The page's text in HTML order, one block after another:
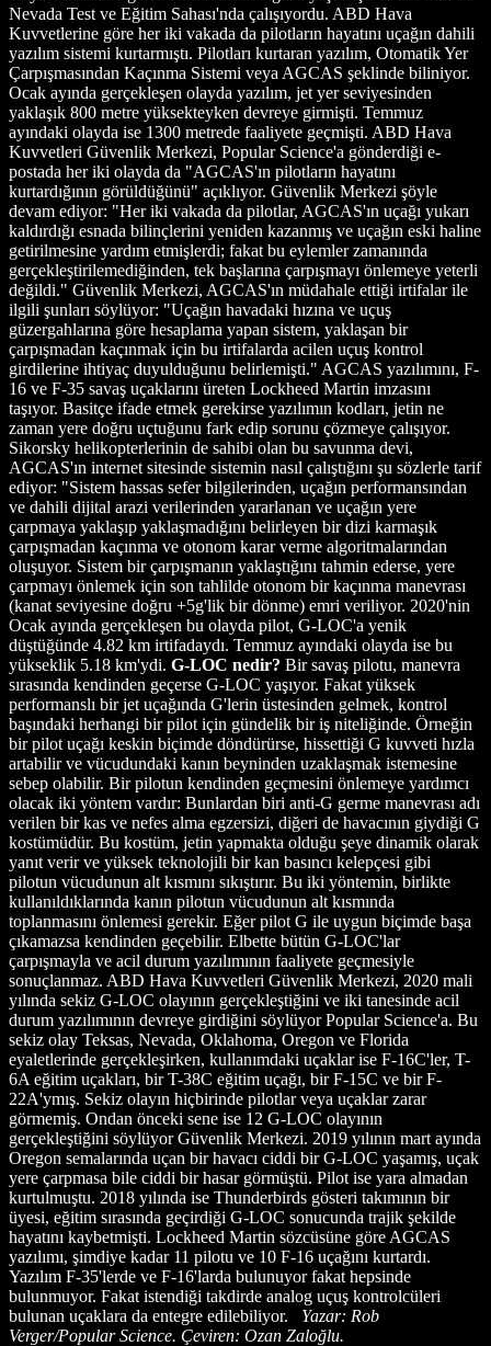
Nevada Test ve Eğitim Sahası'nda çalışıyordu. ABD Hava
Kuvvetlerine göre her iki vakada da pilotların hayatını uçağın dahili
yazılım sistemi kurtarmıştı. Pilotları kurtaran yazılım, Otomatik Yer
Çarpışmasından Kaçınma Sistemi veya AGCAS şeklinde biliniyor.
Ocak ayında gerçekleşen olayda yazılım, jet yer seviyesinden
yaklaşık 800 metre yüksekteyken devreye girmişti. Temmuz
ayındaki olayda ise 1300 metrede faaliyete geçmişti. ABD Hava
Kuvvetleri Güvenlik Merkezi, Popular Science'a gönderdiği e-
postada her iki olayda da "AGCAS'ın pilotların hayatını
kurtardığının görüldüğünü" açıklıyor. Güvenlik Merkezi şöyle
devam ediyor: "Her iki vakada da pilotlar, AGCAS'ın uçağı yukarı
kaldırdığı esnada bilinçlerini yeniden kazanmış ve uçağın eski haline
getirilmesine yardım etmişlerdi; fakat bu eylemler zamanında
gerçekleştirilemediğinden, tek başlarına çarpışmayı önlemeye yeterli
değildi." Güvenlik Merkezi, AGCAS'ın müdahale ettiği irtifalar ile
ilgili şunları söylüyor: "Uçağın havadaki hızına ve uçuş
güzergahlarına göre hesaplama yapan sistem, yaklaşan bir
çarpışmadan kaçınmak için bu irtifalarda acilen uçuş kontrol
girdilerine ihtiyaç duyulduğunu belirlemişti." AGCAS yazılımını, F-
16 ve F-35 savaş uçaklarını üreten Lockheed Martin imzasını
taşıyor. Basitçe ifade etmek gerekirse yazılımın kodları, jetin ne
zaman yere doğru uçtuğunu fark edip sorunu çözmeye çalışıyor.
Sikorsky helikopterlerinin de sahibi olan bu savunma devi,
AGCAS'ın internet sitesinde sistemin nasıl çalıştığını şu sözlerle tarif
ediyor: "Sistem hassas sefer bilgilerinden, uçağın performansından
ve dahili dijital arazi verilerinden yararlanan ve uçağın yere
çarpmaya yaklaşıp yaklaşmadığını belirleyen bir dizi karmaşık
çarpışmadan kaçınma ve otonom karar verme algoritmalarından
oluşuyor. Sistem bir çarpışmanın yaklaştığını tahmin ederse, yere
çarpmayı önlemek için son tahlilde otonom bir kaçınma manevrası
(kanat seviyesine doğru +5g'lik bir dönme) emri veriliyor. 2020'nin
Ocak ayında gerçekleşen bu olayda pilot, G-LOC'a yenik
düştüğünde 4.82 km irtifadaydı. Temmuz ayındaki olayda ise bu
yükseklik 5.18 km'ydi. G-LOC nedir? Bir savaş pilotu, manevra
sırasında kendinden geçerse G-LOC yaşıyor. Fakat yüksek
performanslı bir jet uçağında G'lerin üstesinden gelmek, kontrol
başındaki herhangi bir pilot için gündelik bir iş niteliğinde. Örneğin
bir pilot uçağı keskin biçimde döndürürse, hissettiği G kuvveti hızla
artabilir ve vücudundaki kanın beyninden uzaklaşmak istemesine
sebep olabilir. Bir pilotun kendinden geçmesini önlemeye yardımcı
olacak iki yöntem vardır: Bunlardan biri anti-G germe manevrası adı
verilen bir kas ve nefes alma egzersizi, diğeri de havacının giydiği G
kostümüdür. Bu kostüm, jetin yapmakta olduğu şeye dinamik olarak
yanıt verir ve yüksek teknolojili bir kan basıncı kelepçesi gibi
pilotun vücudunun alt kısmını sıkıştırır. Bu iki yöntemin, birlikte
kullanıldıklarında kanın pilotun vücudunun alt kısmında
toplanmasını önlemesi gerekir. Eğer pilot G ile uygun biçimde başa
çıkamazsa kendinden geçebilir. Elbette bütün G-LOC'lar
çarpışmayla ve acil durum yazılımının faaliyete geçmesiyle
sonuçlanmaz. ABD Hava Kuvvetleri Güvenlik Merkezi, 2020 mali
yılında sekiz G-LOC olayının gerçekleştiğini ve iki tanesinde acil
durum yazılımının devreye girdiğini söylüyor Popular Science'a. Bu
sekiz olay Teksas, Nevada, Oklahoma, Oregon ve Florida
eyaletlerinde gerçekleşirken, kullanımdaki uçaklar ise F-16C'ler, T-
6A eğitim uçakları, bir T-38C eğitim uçağı, bir F-15C ve bir F-
22A'ymış. Sekiz olayın hiçbirinde pilotlar veya uçaklar zarar
görmemiş. Ondan önceki sene ise 12 G-LOC olayının
gerçekleştiğini söylüyor Güvenlik Merkezi. 2019 yılının mart ayında
Oregon semalarında uçan bir havacı ciddi bir G-LOC yaşamış, uçak
yere çarpmasa bile ciddi bir hasar görmüştü. Pilot ise yara almadan
kurtulmuştu. 2018 yılında ise Thunderbirds gösteri takımının bir
üyesi, eğitim sırasında geçirdiği G-LOC sonucunda trajik şekilde
hayatını kaybetmişti. Lockheed Martin sözcüsüne göre AGCAS
yazılımı, şimdiye kadar 11 pilotu ve 10 F-16 uçağını kurtardı.
Yazılım F-35'lerde ve F-16'larda bulunuyor fakat hepsinde
bulunmuyor. Fakat istendiği takdirde analog uçuş kontrolcüleri
bulunan uçaklara da entegre edilebiliyor. Yazar: Rob
Verger/Popular Science. Çeviren: Ozan Zaloğlu.